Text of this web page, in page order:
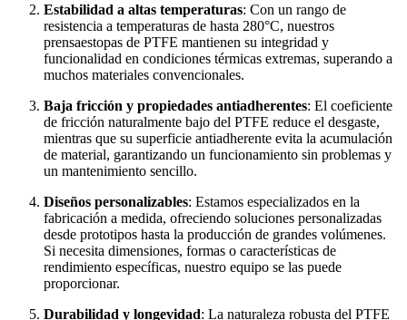
Estabilidad a altas temperaturas: Con un rango de
resistencia a temperaturas de hasta 280°C, nuestros
prensaestopas de PTFE mantienen su integridad y
funcionalidad en condiciones térmicas extremas, superando a
muchos materiales convencionales.
Baja fricción y propiedades antiadherentes: El coeficiente
de fricción naturalmente bajo del PTFE reduce el desgaste,
mientras que su superficie antiadherente evita la acumulación
de material, garantizando un funcionamiento sin problemas y
un mantenimiento sencillo.
Diseños personalizables: Estamos especializados en la
fabricación a medida, ofreciendo soluciones personalizadas
desde prototipos hasta la producción de grandes volúmenes.
Si necesita dimensiones, formas o características de
rendimiento específicas, nuestro equipo se las puede
proporcionar.
Durabilidad y longevidad: La naturaleza robusta del PTFE